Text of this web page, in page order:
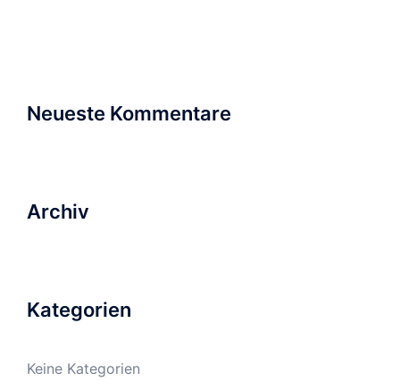
Neueste Kommentare
Archiv
Kategorien
Keine Kategorien